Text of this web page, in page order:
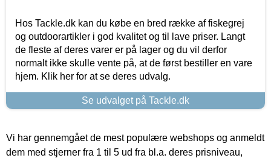
Hos Tackle.dk kan du købe en bred række af fiskegrej
og outdoorartikler i god kvalitet og til lave priser. Langt
de fleste af deres varer er på lager og du vil derfor
normalt ikke skulle vente på, at de først bestiller en vare
hjem. Klik her for at se deres udvalg.
Se udvalget på Tackle.dk
Vi har gennemgået de mest populære webshops og anmeldt
dem med stjerner fra 1 til 5 ud fra bl.a. deres prisniveau,